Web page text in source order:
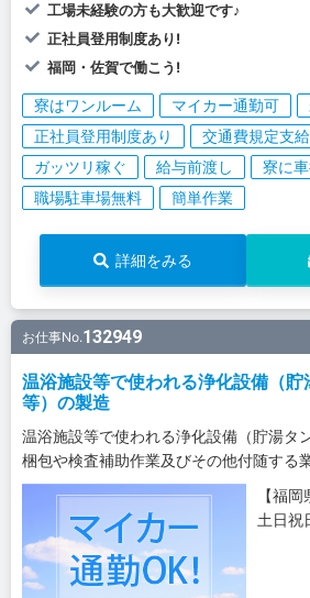
工場未経験の方も大歓迎です♪
正社員登用制度あり!
福岡・佐賀で働こう!
寮はワンルーム マイカー通勤可
正社員登用制度あり
交通費規定支給
ガッツリ稼ぐ
給与前渡し
寮に
職場駐車場無料
簡単作業
詳細をみる
お仕事No.132949
温浴施設等で使われる浄化設備（
等）の製造
温浴施設等で使われる浄化設備（貯湯タ
梱包や検査補助作業及びその他付随する
【福
土日祝